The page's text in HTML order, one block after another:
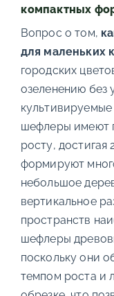
компактных
Вопрос о том,
для маленьких
городских
озеленению без
шефлеры имеют
росту,
формируют
небольшое
вертикальное
пространств
шефлеры
поскольку они
темпом роста и